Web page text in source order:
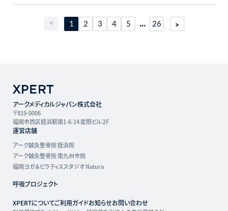
1 2 3 4 5 ... 26
アークメディカルジャパン株式会社
〒819-0006
福岡市西区姪浜駅南1-6-14 産照ビル２F
運営店舗
アーク鍼灸整骨院 姪浜院
アーク鍼灸整骨院 南九州市院
福岡ヨガ＆ピラティススタジオ Natura
呼吸プロジェクト
XPERTについてご利用ガイドお知らせお問い合わせ